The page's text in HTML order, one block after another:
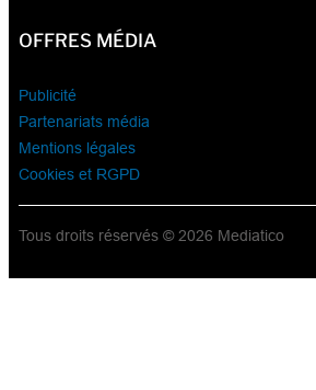
OFFRES MÉDIA
Publicité
Partenariats média
Mentions légales
Cookies et RGPD
Tous droits réservés © 2026 Mediatico